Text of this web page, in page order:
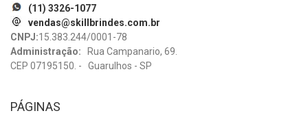
(11) 3326-1077
vendas@skillbrindes.com.br
CNPJ:15.383.244/0001-78
Administração: Rua Campanario, 69.
CEP 07195150. - Guarulhos - SP
PÁGINAS